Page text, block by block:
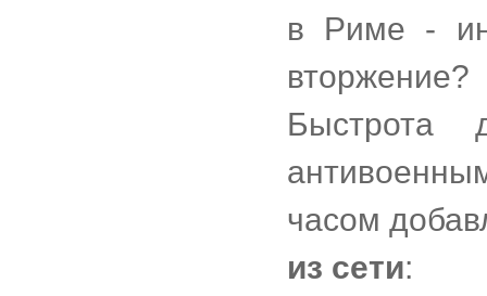
в Риме -
Быстрота
часом
из сети: